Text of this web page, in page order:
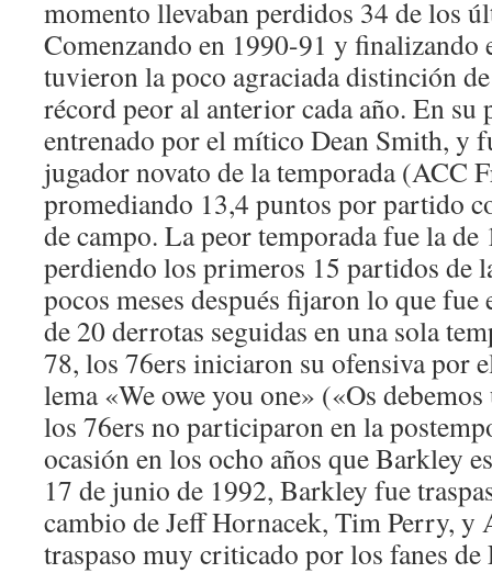
momento llevaban perdidos 34 de los
Comenzando en 1990-91 y finalizando
tuvieron la poco agraciada distinción
récord peor al anterior cada año. En su
entrenado por el mítico Dean Smith, y
jugador novato de la temporada (ACC
promediando 13,4 puntos por partido
de campo. La peor temporada fue la
perdiendo los primeros 15 partidos de
pocos meses después fijaron lo que fue
de 20 derrotas seguidas en una sola
78, los 76ers iniciaron su ofensiva por
lema «We owe you one» («Os
los 76ers no participaron en la
ocasión en los ocho años que Barkley
17 de junio de 1992, Barkley fue
cambio de Jeff Hornacek, Tim Perry, y
traspaso muy criticado por los fanes de